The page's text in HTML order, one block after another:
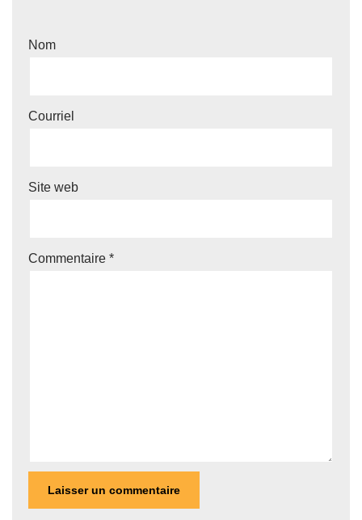
Nom
Courriel
Site web
Commentaire *